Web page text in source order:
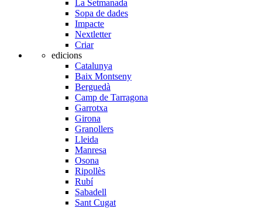
La Setmanada
Sopa de dades
Impacte
Nextletter
Criar
edicions
Catalunya
Baix Montseny
Berguedà
Camp de Tarragona
Garrotxa
Girona
Granollers
Lleida
Manresa
Osona
Ripollès
Rubí
Sabadell
Sant Cugat